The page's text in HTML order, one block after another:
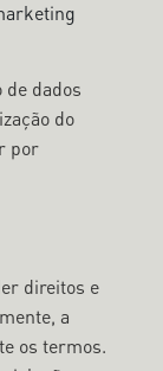
dados
do
por
direitos e
a
os termos.